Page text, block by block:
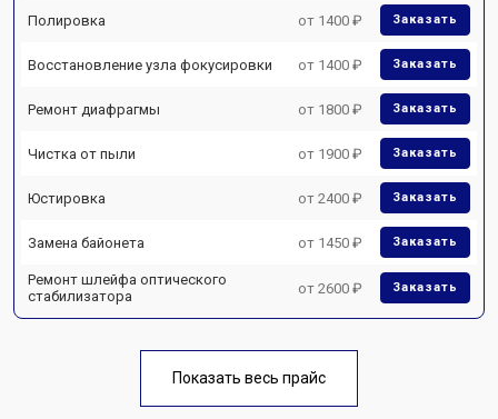
Полировка от 1400 ₽ Заказать
Восстановление узла фокусировки от 1400 ₽ Заказать
Ремонт диафрагмы от 1800 ₽ Заказать
Чистка от пыли от 1900 ₽ Заказать
Юстировка от 2400 ₽ Заказать
Замена байонета от 1450 ₽ Заказать
Ремонт шлейфа оптического
стабилизатора
от 2600 ₽ Заказать
Показать весь прайс